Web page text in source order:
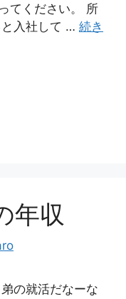
てください。 所
入社して … 続き
年収
の就活だなーな